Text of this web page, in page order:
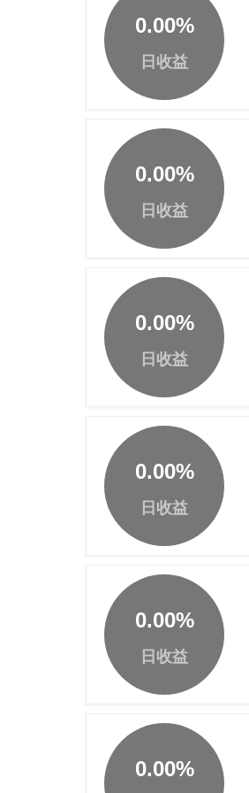
0.00%
日收益
0.00%
日收益
0.00%
日收益
0.00%
日收益
0.00%
日收益
0.00%